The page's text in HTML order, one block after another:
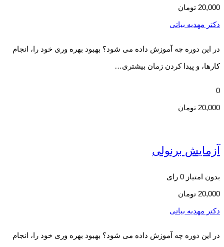
20,000 تومان
دکتر مهدیه بیاتی
در این دوره چه آموزش داده می شود؟ بهبود بهره وری خود را، انجام
کارها، و پیدا کردن زمان بیشتری…
0
20,000 تومان
آزمایش برنولی
بدون امتیاز 0 رای
20,000 تومان
دکتر مهدیه بیاتی
در این دوره چه آموزش داده می شود؟ بهبود بهره وری خود را، انجام